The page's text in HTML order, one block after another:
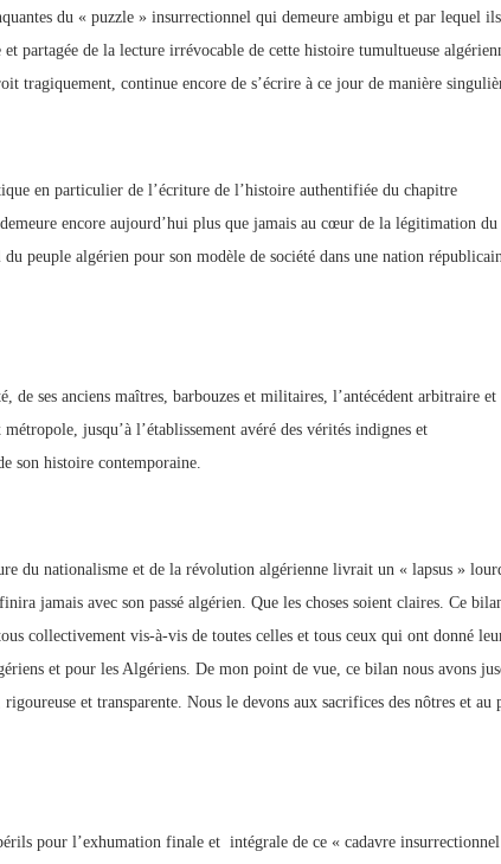
du « puzzle » insurrectionnel qui demeure ambigu et par lequel ils
partagée de la lecture irrévocable de cette histoire tumultueuse
tragiquement, continue encore de s’écrire à ce jour de manière
en particulier de l’écriture de l’histoire authentifiée du chapitre
encore aujourd’hui plus que jamais au cœur de la légitimation du
peuple algérien pour son modèle de société dans une nation
de ses anciens maîtres, barbouzes et militaires, l’antécédent arbitraire et
jusqu’à l’établissement avéré des vérités indignes et
son histoire contemporaine.
du nationalisme et de la révolution algérienne livrait un « lapsus »
jamais avec son passé algérien. Que les choses soient claires. Ce
collectivement vis-à-vis de toutes celles et tous ceux qui ont donné
et pour les Algériens. De mon point de vue, ce bilan nous avons
et transparente. Nous le devons aux sacrifices des nôtres et au
pour l’exhumation finale et intégrale de ce « cadavre